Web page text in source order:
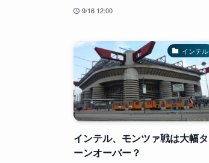
9/16 12:00
インテル
インテル、モンツァ戦は大幅タ
ーンオーバー？